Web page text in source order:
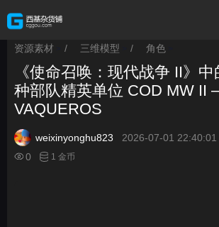
资源素材 / 三维模型 / 角色
《使命召唤：现代战争 II》
种部队精英单位 COD MW II
VAQUEROS
weixinyonghu823
2026-07-01 22:40:01
0
1 金币